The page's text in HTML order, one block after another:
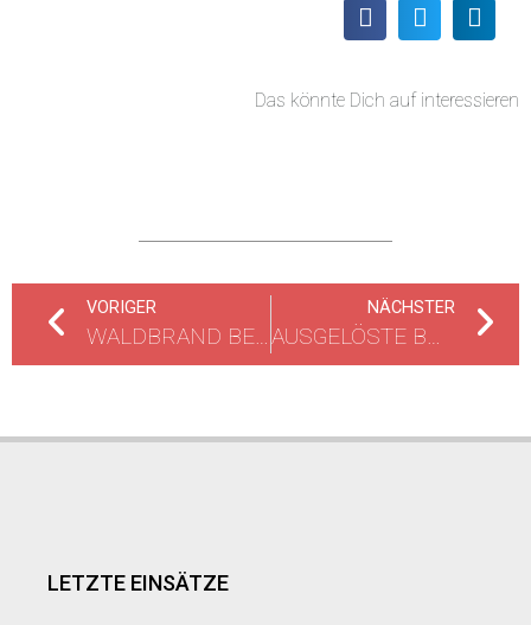
Das könnte Dich auf interessieren
VORIGER
WALDBRAND BEI MÖRFELDEN-WALLDORF
NÄCHSTER
AUSGELÖSTE BRANDMELDEANLAGE
LETZTE EINSÄTZE